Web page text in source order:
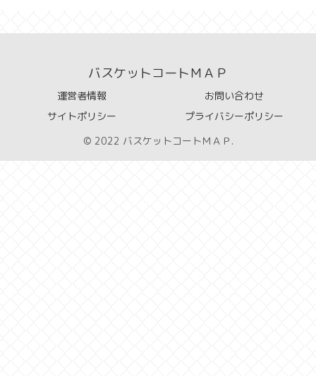
バスケットコートＭＡＰ
運営者情報
お問い合わせ
サイトポリシー
プライバシーポリシー
© 2022 バスケットコートＭＡＰ.